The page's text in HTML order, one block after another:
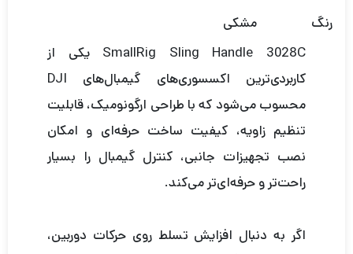
رنگ
مشکی
SmallRig Sling Handle 3028C یکی از
کاربردی‌ترین اکسسوری‌های گیمبال‌های DJI
محسوب می‌شود که با طراحی ارگونومیک، قابلیت
تنظیم زاویه، کیفیت ساخت حرفه‌ای و امکان
نصب تجهیزات جانبی، کنترل گیمبال را بسیار
راحت‌تر و حرفه‌ای‌تر می‌کند.
اگر به دنبال افزایش تسلط روی حرکات دوربین،